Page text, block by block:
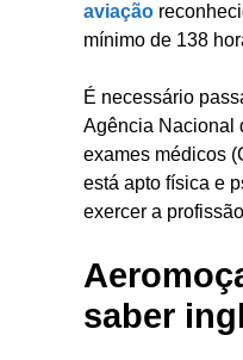
aviação
mínimo de 138
É necessário
Agência Nacional
exames médicos
está apto física e
exercer a
saber